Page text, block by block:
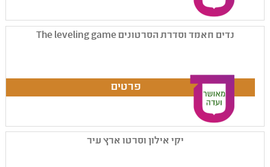
נדים חאמד וסדרת הסרטונים The leveling game
יקי אילון וסרטו ארץ עיר